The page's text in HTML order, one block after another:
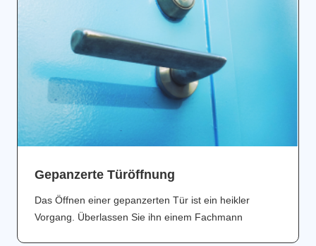
Gepanzerte Türöffnung
Das Öffnen einer gepanzerten Tür ist ein heikler
Vorgang. Überlassen Sie ihn einem Fachmann